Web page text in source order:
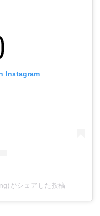
Instagram
がシェアした投稿